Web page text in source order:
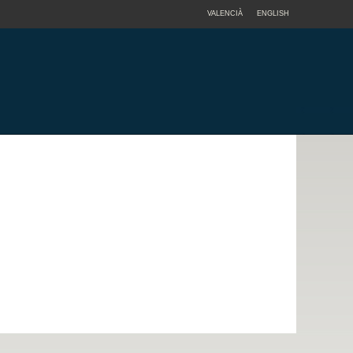
VALENCIÀ ENGLISH